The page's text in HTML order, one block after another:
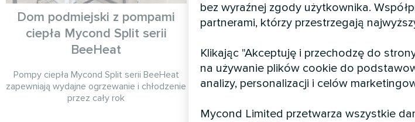
Dom podmiejski z pompami
ciepła Mycond Split serii
BeeHeat
Pompy ciepła Mycond Split serii BeeHeat
zapewniają wydajne ogrzewanie i chłodzenie
przez cały rok
Centrum handlowe „Ploscha
Rynok”
Modułowa pompa ciepła, seria MCU
bez wyraźnej zgody użytkownika.
partnerami, którzy przestrzegają
Klikając "Akceptuję i przechodzę do
na używanie plików cookie do
analizy, personalizacji i celów
Mycond Limited przetwarza wszystkie